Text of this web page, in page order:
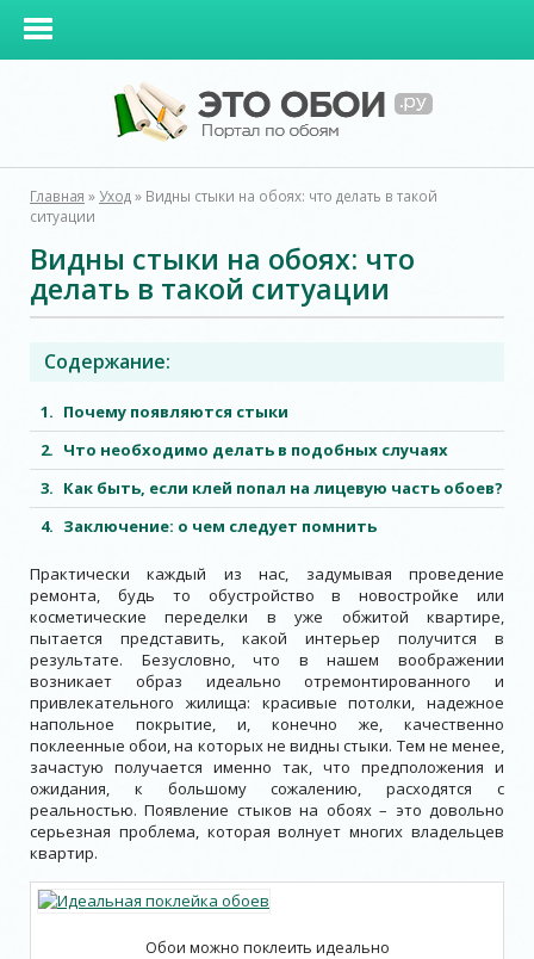
Главная » Уход » Видны стыки на обоях: что делать в такой
ситуации
Видны стыки на обоях: что
делать в такой ситуации
Содержание:
Почему появляются стыки
Что необходимо делать в подобных случаях
Как быть, если клей попал на лицевую часть обоев?
Заключение: о чем следует помнить
Практически каждый из нас, задумывая проведение
ремонта, будь то обустройство в новостройке или
косметические переделки в уже обжитой квартире,
пытается представить, какой интерьер получится в
результате. Безусловно, что в нашем воображении
возникает образ идеально отремонтированного и
привлекательного жилища: красивые потолки, надежное
напольное покрытие, и, конечно же, качественно
поклеенные обои, на которых не видны стыки. Тем не менее,
зачастую получается именно так, что предположения и
ожидания, к большому сожалению, расходятся с
реальностью. Появление стыков на обоях – это довольно
серьезная проблема, которая волнует многих владельцев
квартир.
Обои можно поклеить идеально